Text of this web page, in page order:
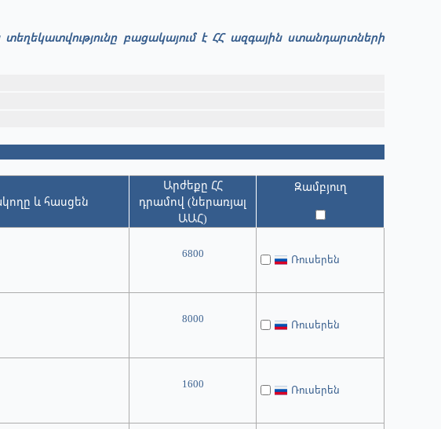
բացակայում է ՀՀ ազգային ստանդարտների
և հասցեն
Արժեքը ՀՀ
դրամով (ներառյալ
ԱԱՀ)
Զամբյուղ
6800 Ռուսերեն
8000 Ռուսերեն
1600 Ռուսերեն